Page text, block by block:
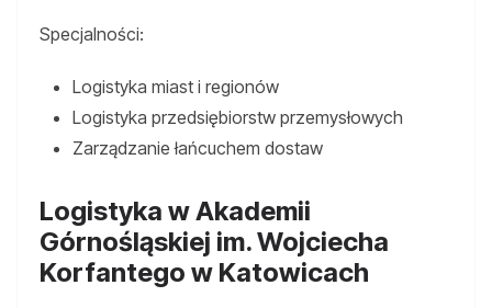
Specjalności:
Logistyka miast i regionów
Logistyka przedsiębiorstw przemysłowych
Zarządzanie łańcuchem dostaw
Logistyka w Akademii
Górnośląskiej im. Wojciecha
Korfantego w Katowicach